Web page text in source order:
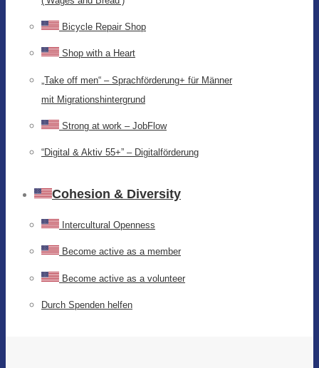
Bicycle Repair Shop
Shop with a Heart
„Take off men“ – Sprachförderung+ für Männer
mit Migrationshintergrund
Strong at work – JobFlow
“Digital & Aktiv 55+” – Digitalförderung
Cohesion & Diversity
Intercultural Openness
Become active as a member
Become active as a volunteer
Durch Spenden helfen